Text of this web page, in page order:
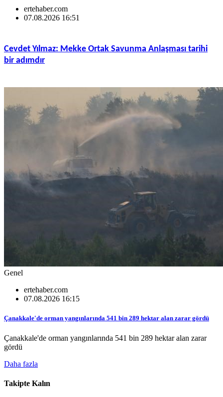
ertehaber.com
07.08.2026 16:51
Cevdet Yılmaz: Mekke Ortak Savunma Anlaşması tarihi
bir adımdır
Genel
ertehaber.com
07.08.2026 16:15
Çanakkale'de orman yangınlarında 541 bin 289 hektar alan zarar gördü
Çanakkale'de orman yangınlarında 541 bin 289 hektar alan zarar
gördü
Daha fazla
Takipte Kalın